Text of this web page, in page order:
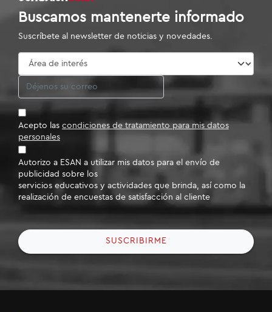
Buscamos mantenerte informado
Suscríbete al newsletter de noticias y novedades.
Acepto las condiciones de tratamiento para mis datos
personales
Autorizo a ESAN a utilizar mis datos para el envío de
publicidad sobre los
servicios educativos y actividades que brinda, así como la
realización de encuestas de satisfacción al cliente
SUSCRIBIRME